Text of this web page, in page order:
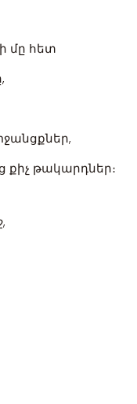
մը հետ
թակարդներ։